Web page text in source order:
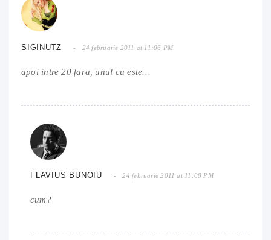
SIGINUTZ 24 februarie 2011 at 11:06 PM
apoi intre 20 fara, unul cu este…
FLAVIUS BUNOIU 24 februarie 2011 at 11:08 PM
cum?